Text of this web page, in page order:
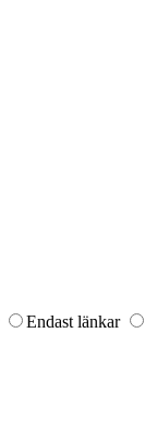
Endast länkar